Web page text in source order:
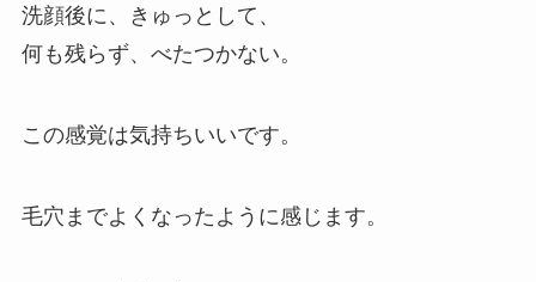
洗顔後に、きゅっとして、
何も残らず、べたつかない。
この感覚は気持ちいいです。
毛穴までよくなったように感じます。